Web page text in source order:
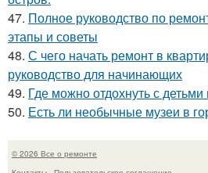
47. Полное руководство по
этапы и советы
48. С чего начать ремонт в
руководство для начинающих
49. Где можно отдохнуть с
50. Есть ли необычные музеи в
© 2026 Все о ремонте